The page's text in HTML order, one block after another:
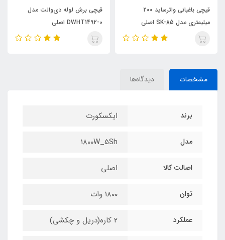
قیچی باغبانی واترساید ۲۰۰
میلیمتری مدل SK-85 اصلی
قیچی برش لوله دی‌والت مدل
DWHT1492-0 اصلی
مشخصات دیدگاه‌ها
برند ایکسکورت
مدل 1800W_5Sh
اصالت کالا اصلی
توان 1800 وات
عملکرد 2 کاره(دریل و چکشی)